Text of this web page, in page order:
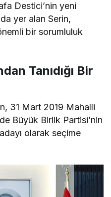
Destici’nin yeni
yer alan Serin,
bir sorumluluk
Tanıdığı Bir
31 Mart 2019 Mahalli
Büyük Birlik Partisi’nin
olarak seçime